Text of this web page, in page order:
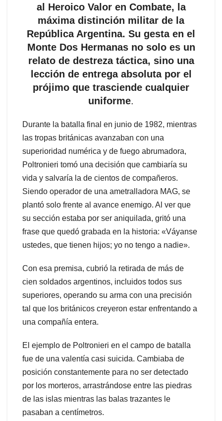
al Heroico Valor en Combate, la
máxima distinción militar de la
República Argentina. Su gesta en el
Monte Dos Hermanas no solo es un
relato de destreza táctica, sino una
lección de entrega absoluta por el
prójimo que trasciende cualquier
uniforme.
Durante la batalla final en junio de 1982, mientras
las tropas británicas avanzaban con una
superioridad numérica y de fuego abrumadora,
Poltronieri tomó una decisión que cambiaría su
vida y salvaría la de cientos de compañeros.
Siendo operador de una ametralladora MAG, se
plantó solo frente al avance enemigo. Al ver que
su sección estaba por ser aniquilada, gritó una
frase que quedó grabada en la historia: «Váyanse
ustedes, que tienen hijos; yo no tengo a nadie».
Con esa premisa, cubrió la retirada de más de
cien soldados argentinos, incluidos todos sus
superiores, operando su arma con una precisión
tal que los británicos creyeron estar enfrentando a
una compañía entera.
El ejemplo de Poltronieri en el campo de batalla
fue de una valentía casi suicida. Cambiaba de
posición constantemente para no ser detectado
por los morteros, arrastrándose entre las piedras
de las islas mientras las balas trazantes le
pasaban a centímetros.